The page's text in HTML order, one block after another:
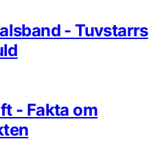
- Tuvstarrs
- Fakta om